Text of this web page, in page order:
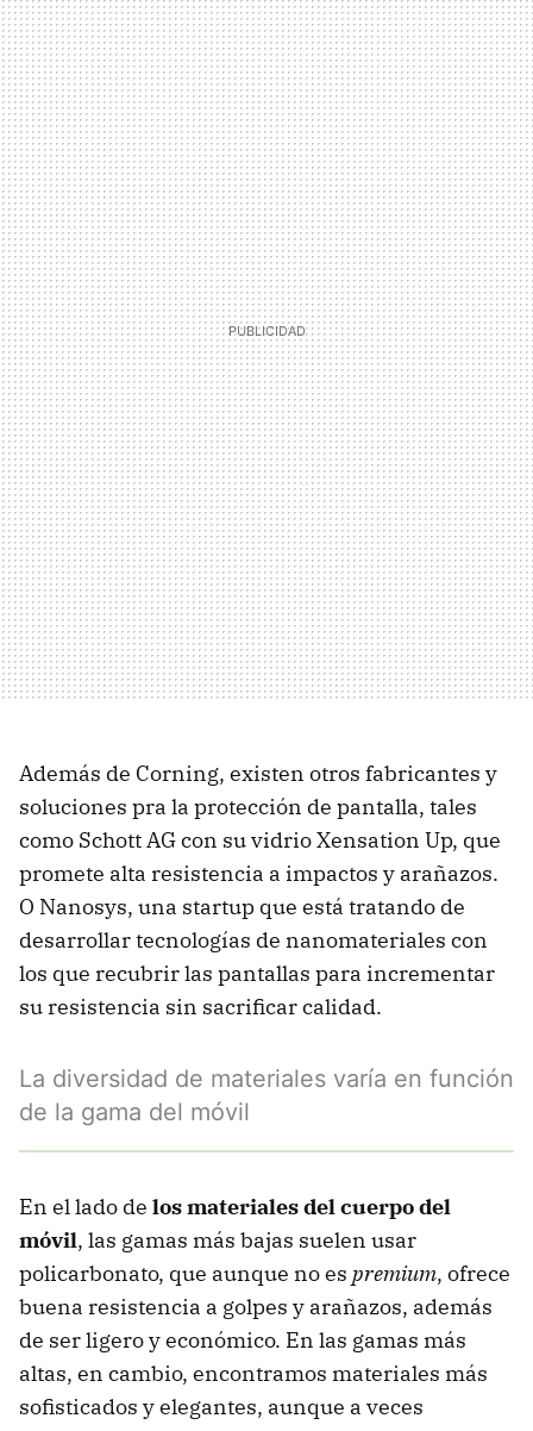
Además de Corning, existen otros fabricantes y
soluciones pra la protección de pantalla, tales
como Schott AG con su vidrio Xensation Up, que
promete alta resistencia a impactos y arañazos.
O Nanosys, una startup que está tratando de
desarrollar tecnologías de nanomateriales con
los que recubrir las pantallas para incrementar
su resistencia sin sacrificar calidad.
La diversidad de materiales varía en función
de la gama del móvil
En el lado de los materiales del cuerpo del
móvil, las gamas más bajas suelen usar
policarbonato, que aunque no es premium, ofrece
buena resistencia a golpes y arañazos, además
de ser ligero y económico. En las gamas más
altas, en cambio, encontramos materiales más
sofisticados y elegantes, aunque a veces